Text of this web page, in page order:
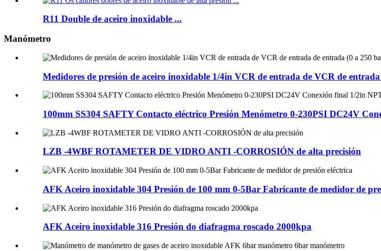
R11 Double de aceiro inoxidable ...
Manómetro
Medidores de presión de aceiro inoxidable 1/4in VCR de entrada de VCR de
100mm SS304 SAFTY Contacto eléctrico Presión Menómetro 0-230PSI DC24V
LZB -4WBF ROTAMETER DE VIDRO ANTI -CORROSIÓN de alta precisión
AFK Aceiro inoxidable 304 Presión de 100 mm 0-5Bar Fabricante de medidor de
AFK Aceiro inoxidable 316 Presión do diafragma roscado 2000kpa